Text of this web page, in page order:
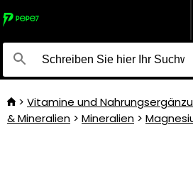
Vitamine und
& Mineralien
Mineralien